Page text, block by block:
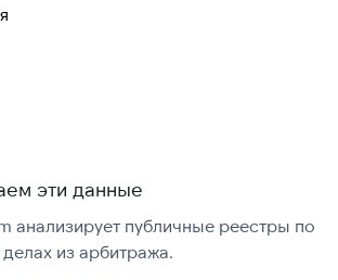
эти данные
анализирует публичные реестры по
из арбитража.